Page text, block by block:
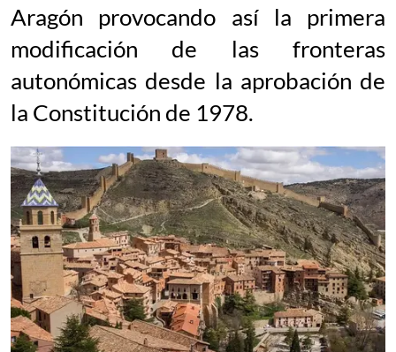
Aragón provocando así la primera
modificación de las fronteras
autonómicas desde la aprobación de
la Constitución de 1978.